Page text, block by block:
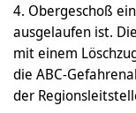
4. Obergeschoß
ausgelaufen ist.
mit einem
die ABC-
der